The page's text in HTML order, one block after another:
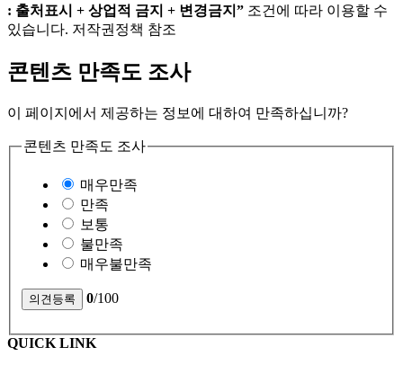
: 출처표시 + 상업적 금지 + 변경금지” 조건에 따라 이용할 수
있습니다. 저작권정책 참조
콘텐츠 만족도 조사
이 페이지에서 제공하는 정보에 대하여 만족하십니까?
콘텐츠 만족도 조사
매우만족
만족
보통
불만족
매우불만족
0/100
QUICK LINK